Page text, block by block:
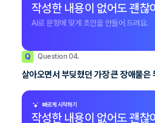
작성한 내용이 없어도 괜찮
AI로 문항에 맞게 초안을 만들어 드려요.
Q Question 04.
살아오면서 부딪혔던 가장 큰 장애물은
빠르게 시작하기
작성한 내용이 없어도 괜찮